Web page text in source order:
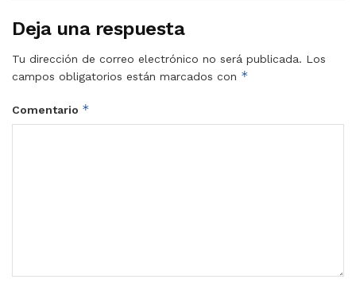
Deja una respuesta
Tu dirección de correo electrónico no será publicada. Los
campos obligatorios están marcados con *
Comentario *